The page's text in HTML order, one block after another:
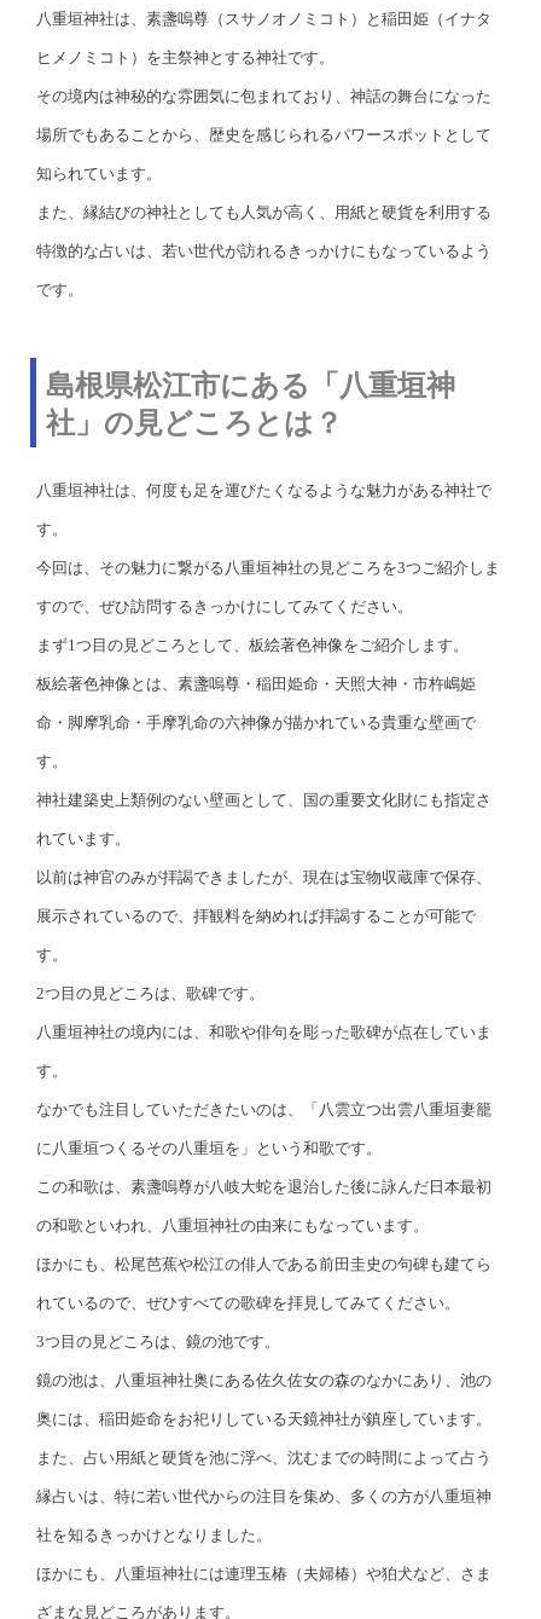
八重垣神社は、素盞嗚尊（スサノオノミコト）と稲田姫（イナタ
ヒメノミコト）を主祭神とする神社です。
その境内は神秘的な雰囲気に包まれており、神話の舞台になった
場所でもあることから、歴史を感じられるパワースポットとして
知られています。
また、縁結びの神社としても人気が高く、用紙と硬貨を利用する
特徴的な占いは、若い世代が訪れるきっかけにもなっているよう
です。
島根県松江市にある「八重垣神
社」の見どころとは？
八重垣神社は、何度も足を運びたくなるような魅力がある神社で
す。
今回は、その魅力に繋がる八重垣神社の見どころを3つご紹介しま
すので、ぜひ訪問するきっかけにしてみてください。
まず1つ目の見どころとして、板絵著色神像をご紹介します。
板絵著色神像とは、素盞嗚尊・稲田姫命・天照大神・市杵嶋姫
命・脚摩乳命・手摩乳命の六神像が描かれている貴重な壁画で
す。
神社建築史上類例のない壁画として、国の重要文化財にも指定さ
れています。
以前は神官のみが拝謁できましたが、現在は宝物収蔵庫で保存、
展示されているので、拝観料を納めれば拝謁することが可能で
す。
2つ目の見どころは、歌碑です。
八重垣神社の境内には、和歌や俳句を彫った歌碑が点在していま
す。
なかでも注目していただきたいのは、「八雲立つ出雲八重垣妻籠
に八重垣つくるその八重垣を」という和歌です。
この和歌は、素盞嗚尊が八岐大蛇を退治した後に詠んだ日本最初
の和歌といわれ、八重垣神社の由来にもなっています。
ほかにも、松尾芭蕉や松江の俳人である前田圭史の句碑も建てら
れているので、ぜひすべての歌碑を拝見してみてください。
3つ目の見どころは、鏡の池です。
鏡の池は、八重垣神社奥にある佐久佐女の森のなかにあり、池の
奥には、稲田姫命をお祀りしている天鏡神社が鎮座しています。
また、占い用紙と硬貨を池に浮べ、沈むまでの時間によって占う
縁占いは、特に若い世代からの注目を集め、多くの方が八重垣神
社を知るきっかけとなりました。
ほかにも、八重垣神社には連理玉椿（夫婦椿）や狛犬など、さま
ざまな見どころがあります。